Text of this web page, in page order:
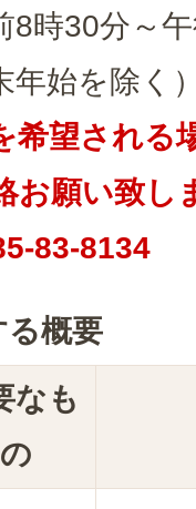
8時30分～
年始を除く
希望される
お願い致し
83-8134
る概要
なも
の